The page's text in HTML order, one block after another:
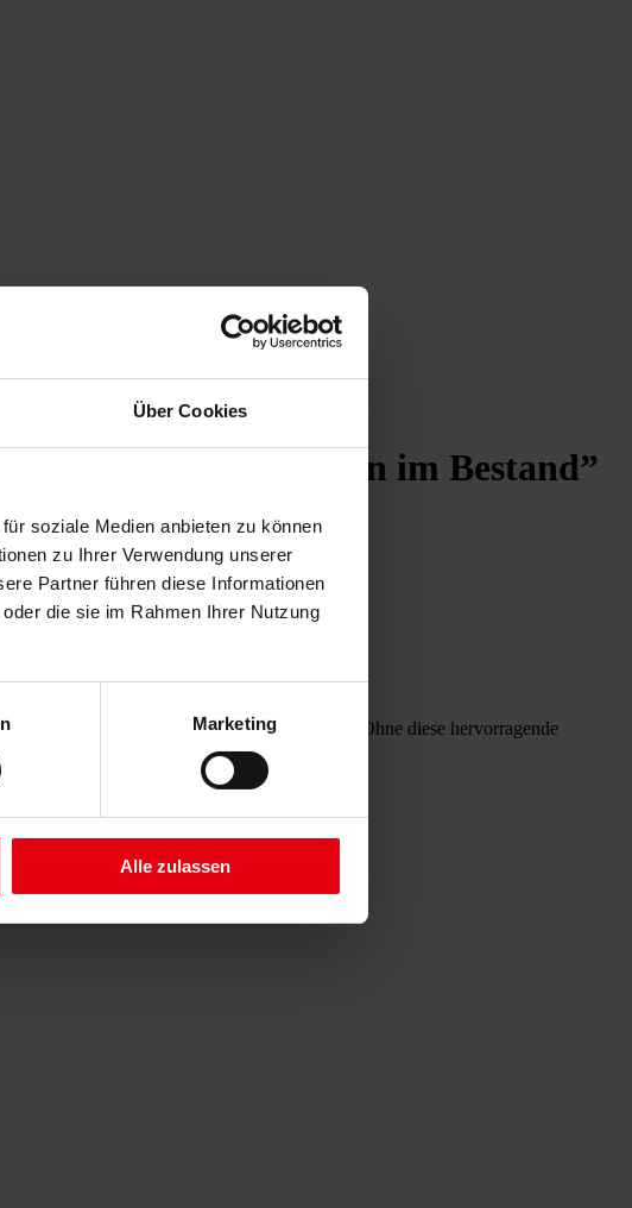
Über Cookies
soziale Medien anbieten zu können
zu Ihrer Verwendung unserer
Partner führen diese Informationen
die sie im Rahmen Ihrer Nutzung
Marketing
Alle zulassen
Kategorie “Bauen im Bestand”
haben. Projekt: Elisabethinen Wien-Mitte.
Verband der Immobilienwirtschaft.
Wolf.
Projekt beteiligten Unternehmen. Ohne diese hervorragende